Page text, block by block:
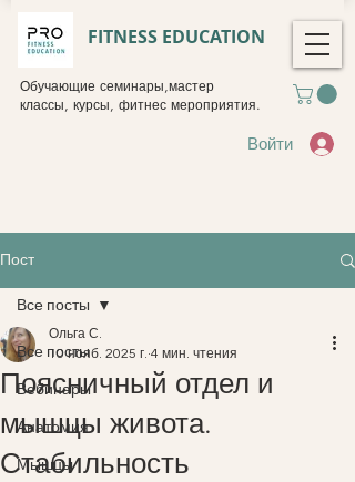
FITNESS EDUCATION
Обучающие семинары,мастер
классы, курсы, фитнес мероприятия.
Войти
Пост
Все посты
Вебинары
Анатомия
Мышцы
Все посты
Поясничный отдел и
мышцы живота.
Стабильность
Ольга С.
10 нояб. 2025 г. 4 мин. чтения